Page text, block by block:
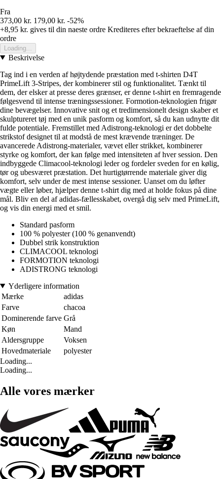
Fra
373,00 kr. 179,00 kr. -52%
+8,95 kr. gives til din naeste ordre Krediteres efter bekraeftelse af din
ordre
Loading...
Beskrivelse
Tag ind i en verden af højtydende præstation med t-shirten D4T
PrimeLift 3-Stripes, der kombinerer stil og funktionalitet. Tænkt til
dem, der elsker at presse deres grænser, er denne t-shirt en fremragende
følgesvend til intense træningssessioner. Formotion-teknologien frigør
dine bevægelser. Innovative snit og et tredimensionelt design skaber et
skulptureret tøj med en unik pasform og komfort, så du kan udnytte dit
fulde potentiale. Fremstillet med Adistrong-teknologi er det dobbelte
strikstof designet til at modstå de mest krævende træninger. De
avancerede Adistrong-materialer, vævet eller strikket, kombinerer
styrke og komfort, der kan følge med intensiteten af hver session. Den
indbyggede Climacool-teknologi leder og fordeler sveden for en kølig,
tør og ubesværet præstation. Det hurtigtørrende materiale giver dig
komfort, selv under de mest intense sessioner. Uanset om du løfter
vægte eller løber, hjælper denne t-shirt dig med at holde fokus på dine
mål. Bliv en del af adidas-fællesskabet, overgå dig selv med PrimeLift,
og vis din energi med et smil.
Standard pasform
100 % polyester (100 % genanvendt)
Dubbel strik konstruktion
CLIMACOOL teknologi
FORMOTION teknologi
ADISTRONG teknologi
Yderligere information
Mærke
adidas
Farve
chacoa
Dominerende farve Grå
Køn
Mand
Aldersgruppe
Voksen
Hovedmateriale
polyester
Loading...
Loading...
Alle vores mærker